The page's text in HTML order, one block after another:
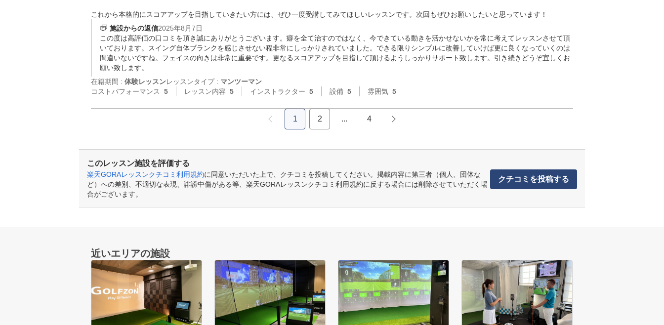
これから本格的にスコアアップを目指していきたい方には、ぜひ一度受講してみてほしいレッスンです。次回もぜひお願いしたいと思っています！
施設からの返信2025年8月7日
この度は高評価の口コミを頂き誠にありがとうございます。癖を全て治すのではなく、今できている動きを活かせないかを常に考えてレッスンさせて頂
いております。スイング自体ブランクを感じさせない程非常にしっかりされていました。できる限りシンプルに改善していけば更に良くなっていくのは
間違いないですね。フェイスの向きは非常に重要です。更なるスコアアップを目指して頂けるようしっかりサポート致します。引き続きどうぞ宜しくお
願い致します。
在籍期間 : 体験レッスンレッスンタイプ : マンツーマン
コストパフォーマンス
5 レッスン内容 5 インストラクター 5 設備 5 雰囲気 5
1 2 ... 4
このレッスン施設を評価する
楽天GORAレッスンクチコミ利用規約に同意いただいた上で、クチコミを投稿してください。掲載内容に第三者（個人、団体な
ど）への差別、不適切な表現、誹謗中傷がある等、楽天GORAレッスンクチコミ利用規約に反する場合には削除させていただく場
合がございます。
クチコミを投稿する
近いエリアの施設